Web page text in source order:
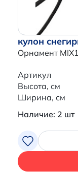
кулон
Орнамент
Артикул
Высота, см
Ширина, см
Наличие: 2 шт